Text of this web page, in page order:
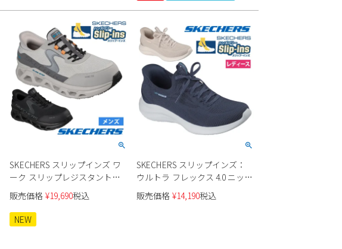
SKECHERS スリップインズ ワ
ーク スリップレジスタント
200452J メンズ ワークシューズ
販売価格 ¥19,690税込
NEW
SKECHERS スリップインズ：
ウルトラ フレックス 4.0 ニット
素材 150801 レディース
販売価格 ¥14,190税込